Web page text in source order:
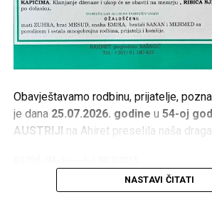
Obavještavamo rodbinu, prijatelje,
je dana 25.07.2026. godine u 54-oj
AUSTRIJI na Ahiret preselila naša draga
NASTAVI ČITATI